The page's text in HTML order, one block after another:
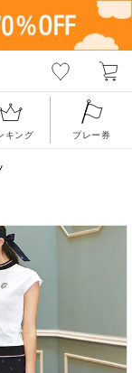
キング プレー券